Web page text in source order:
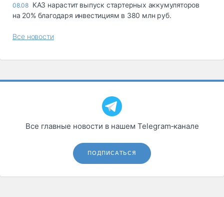
08.08 КАЗ нарастит выпуск стартерных аккумуляторов
на 20% благодаря инвестициям в 380 млн руб.
Все новости
Все главные новости в нашем Telegram‑канале
ПОДПИСАТЬСЯ